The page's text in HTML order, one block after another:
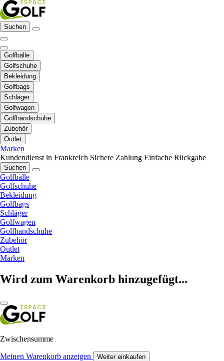
Suchen
Golfbälle
Golfschuhe
Bekleidung
Golfbags
Schläger
Golfwagen
Golfhandschuhe
Zubehör
Outlet
Marken
Kundendienst in Frankreich Sichere Zahlung Einfache Rückgabe
Suchen
Golfbälle
Golfschuhe
Bekleidung
Golfbags
Schläger
Golfwagen
Golfhandschuhe
Zubehör
Outlet
Marken
Wird zum Warenkorb hinzugefügt...
Zwischensumme
Meinen Warenkorb anzeigen Weiter einkaufen